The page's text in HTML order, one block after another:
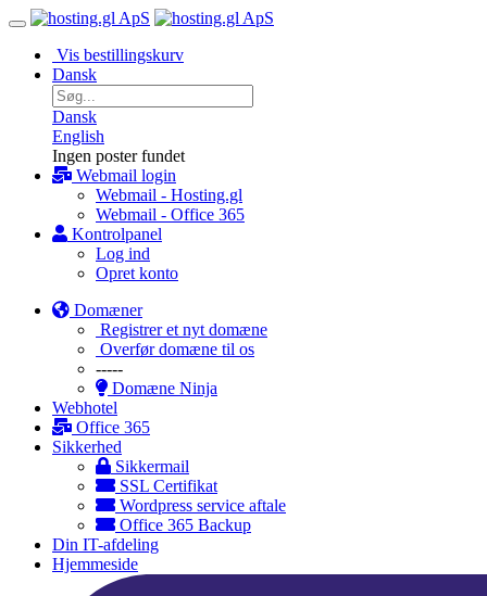
Vis bestillingskurv
Dansk
Dansk
English
Ingen poster fundet
Webmail login
Webmail - Hosting.gl
Webmail - Office 365
Kontrolpanel
Log ind
Opret konto
Domæner
Registrer et nyt domæne
Overfør domæne til os
-----
Domæne Ninja
Webhotel
Office 365
Sikkerhed
Sikkermail
SSL Certifikat
Wordpress service aftale
Office 365 Backup
Din IT-afdeling
Hjemmeside